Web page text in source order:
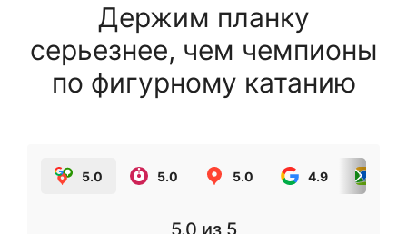
Держим планку
серьезнее, чем чемпионы
по фигурному катанию
5.0 5.0 5.0 4.9
5.0 из 5